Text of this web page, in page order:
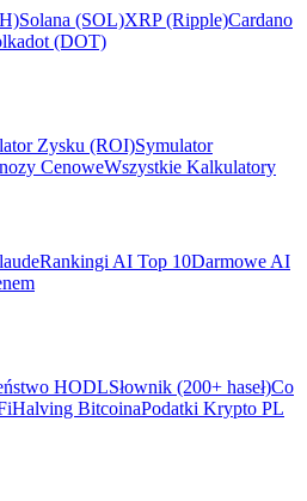
Solana (SOL)XRP (Ripple)Cardano
(DOT)
Zysku (ROI)Symulator
CenoweWszystkie Kalkulatory
Rankingi AI Top 10Darmowe AI
HODLSłownik (200+ haseł)Co
Halving BitcoinaPodatki Krypto PL